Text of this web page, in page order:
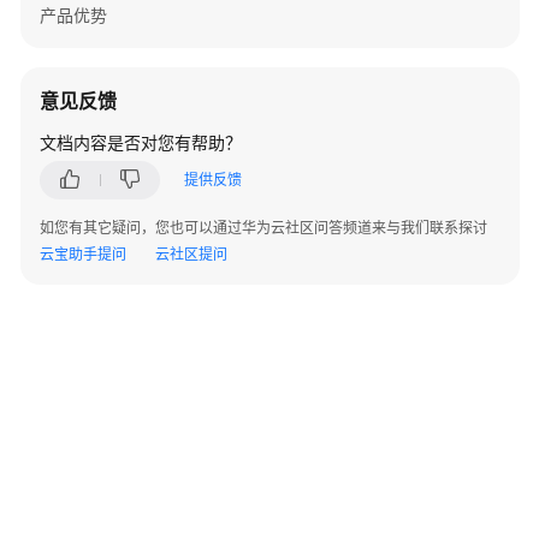
考
用
必
读
API
概
产品优势
意见反馈
文档内容是否对您有帮助？
提供反馈
如您有其它疑问，您也可以通过华为云社区问答频道来与我们联系探讨
云宝助手提问
云社区提问